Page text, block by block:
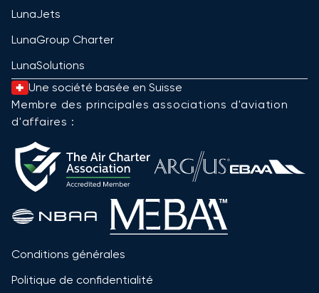
LunaJets
LunaGroup Charter
LunaSolutions
Une société basée en Suisse
Membre des principales associations d'aviation
d'affaires :
Conditions générales
Politique de confidentialité